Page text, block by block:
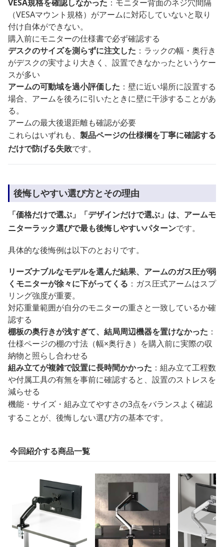
VESA規格を確認しなかった ：モニター背面のネジ穴間隔
（VESAマウント規格）がアームに対応していないと取り
付け自体ができない。
購入前にモニターの仕様書で必ず確認する
デスクのサイズを測らずに注文した ：ラックの幅・奥行き
がデスクの実寸より大きく、設置できなかったというケー
スが多い
アームの可動域を過小評価した ：壁に近い場所に設置する
場合、アームを後ろに引いたときに壁に干渉することがあ
る。
アームの最大後退距離も確認が必要
これらはいずれも、 製品ページの仕様欄を丁寧に確認する
だけで防げる失敗です。
後悔しやすい選び方とその理由
「価格だけで選ぶ」「デザインだけで選ぶ」は、アームモ
ニターラック選びで最も後悔しやすいパターンです。
具体的な後悔例は以下のとおりです。
リーズナブルなモデルを選んだ結果、アームのガス圧が弱
くモニターが徐々に下がってくる ：ガス圧式アームはスプ
リング強度が重要。
対応重量範囲が自分のモニターの重さと一致しているか確
認する
棚板の奥行きが浅すぎて、結局周辺機器を置けなかった ：
仕様ページの棚の寸法（幅×奥行き）を購入前に実際の収
納物と照らし合わせる
組み立てが複雑で設置に長時間かかった ：組み立て工程数
や付属工具の有無を事前に確認すると、設置のストレスを
減らせる
機能・サイズ・組み立てやすさの3点をバランスよく確認
することが、後悔しない選び方の基本です。
今回紹介する商品一覧